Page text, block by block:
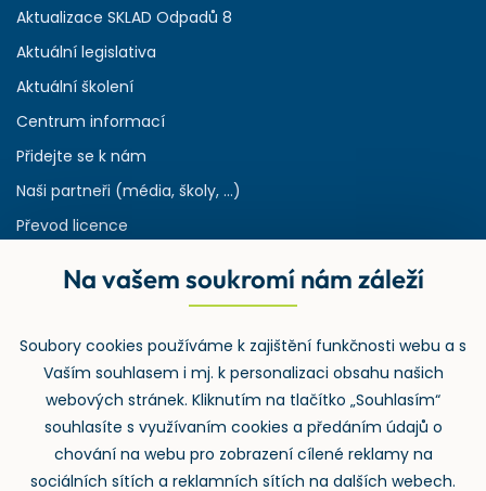
Aktualizace SKLAD Odpadů 8
Aktuální legislativa
Aktuální školení
Centrum informací
Přidejte se k nám
Naši partneři (média, školy, ...)
Převod licence
Rejstřík používaných zkratek v odpadech
Zpětný odběr
Na vašem soukromí nám záleží
Soubory cookies používáme k zajištění funkčnosti webu a s
Vaším souhlasem i mj. k personalizaci obsahu našich
webových stránek. Kliknutím na tlačítko „Souhlasím“
souhlasíte s využívaním cookies a předáním údajů o
chování na webu pro zobrazení cílené reklamy na
sociálních sítích a reklamních sítích na dalších webech.